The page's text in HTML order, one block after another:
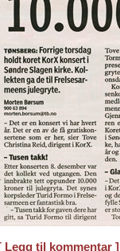
Legg til kommentar ]